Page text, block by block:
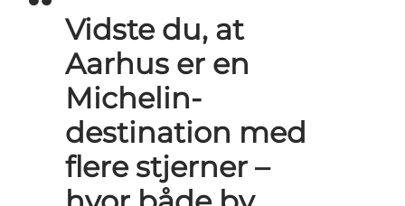
Vidste du, at
Aarhus er en
Michelin-
destination med
flere stjerner –